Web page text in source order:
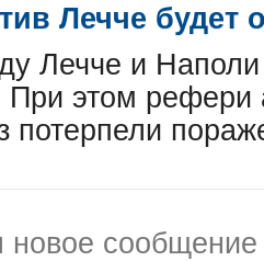
Лечче будет
Лечче и Наполи
При этом рефери
потерпели
новое